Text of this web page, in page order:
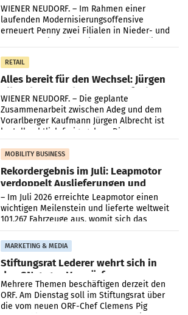
WIENER NEUDORF. – Im Rahmen einer
laufenden Modernisierungsoffensive
erneuert Penny zwei Filialen in Nieder- und
RETAIL
Alles bereit für den Wechsel: Jürgen
Albrecht setzt ab 1.1.2027 auf Adeg
WIENER NEUDORF. – Die geplante
Zusammenarbeit zwischen Adeg und dem
Vorarlberger Kaufmann Jürgen Albrecht ist
kartellrechtlich freigegeben: Die
Bundeswettbewerbsbehörde und der
Bundeskartellanwalt
MOBILITY BUSINESS
Rekordergebnis im Juli: Leapmotor
verdoppelt Auslieferungen und
überschreitet die 100.000er-Marke
– Im Juli 2026 erreichte Leapmotor einen
wichtigen Meilenstein und lieferte weltweit
101.267 Fahrzeuge aus, womit sich das
Ergebnis gegenüber Juli 2025 mehr als
verdoppelte (+102
MARKETING & MEDIA
Stiftungsrat Lederer wehrt sich in
den SN gegen Vorwürfe
Mehrere Themen beschäftigen derzeit den
ORF. Am Dienstag soll im Stiftungsrat über
die vom neuen ORF-Chef Clemens Pig